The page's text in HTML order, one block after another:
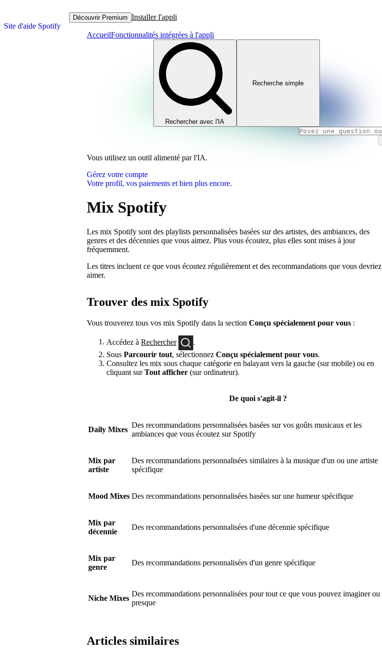
Site d'aide Spotify
Découvrir Premium Installer l'appli
AccueilFonctionnalités intégrées à l'appli
Rechercher avec l'IA
Recherche simple
Vous utilisez un outil alimenté par l'IA.
Gérez votre compte
Votre profil, vos paiements et bien plus encore.
Mix Spotify
Les mix Spotify sont des playlists personnalisées basées sur des artistes, des ambiances, des
genres et des décennies que vous aimez. Plus vous écoutez, plus elles sont mises à jour
fréquemment.
Les titres incluent ce que vous écoutez régulièrement et des recommandations que vous devriez
aimer.
Trouver des mix Spotify
Vous trouverez tous vos mix Spotify dans la section Conçu spécialement pour vous :
Accédez à Rechercher
Sous Parcourir tout, sélectionnez Conçu spécialement pour vous.
Consultez les mix sous chaque catégorie en balayant vers la gauche (sur mobile) ou en
cliquant surTout afficher (sur ordinateur).
De quoi s'agit-il ?
Daily Mixes
Des recommandations personnalisées basées sur vos goûts musicaux et les
ambiances que vous écoutez sur Spotify
Mix par
artiste
Des recommandations personnalisées similaires à la musique d'un ou une artiste
spécifique
Mood Mixes Des recommandations personnalisées basées sur une humeur spécifique
Mix par
décennie
Des recommandations personnalisées d'une décennie spécifique
Mix par
genre
Des recommandations personnalisées d'un genre spécifique
Niche Mixes
Des recommandations personnalisées pour tout ce que vous pouvez imaginer ou
presque
Articles similaires